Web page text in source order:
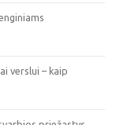
verslui – kaip